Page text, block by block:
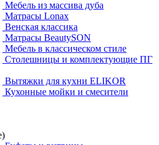
Мебель из массива дуба
Матрасы Lonax
Венская классика
Матрасы BeautySON
Мебель в классическом стиле
Столешницы и комплектующие ПГ
Вытяжки для кухни ELIKOR
Кухонные мойки и смесители